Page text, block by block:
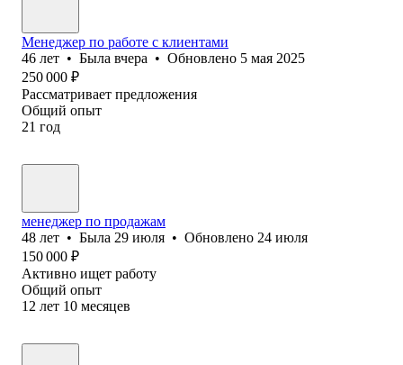
Менеджер по работе с клиентами
46 лет • Была вчера • Обновлено 5 мая 2025
250 000 ₽
Рассматривает предложения
Общий опыт
21 год
менеджер по продажам
48 лет • Была 29 июля • Обновлено 24 июля
150 000 ₽
Активно ищет работу
Общий опыт
12 лет 10 месяцев